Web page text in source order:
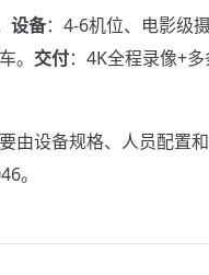
设备：4-6机位、电影级
。 交付：4K全程录像+
由设备规格、人员配置
。